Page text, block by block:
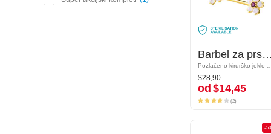
Barbel za prsne bradavice s/z nastavek cvet in Kristalni kamni
Pozlačeno kirurško jeklo 316L/Pozlačena medenina
$28,90
od$14,45
Barbel za prsne bradavice s/z nastavek cvet in Kristalni kamni
$28,90
od $14,45
(2)
-50%
-